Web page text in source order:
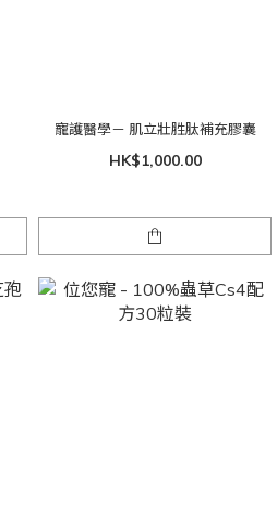
寵護醫學－ 肌立壯胜肽補充膠囊
HK$1,000.00